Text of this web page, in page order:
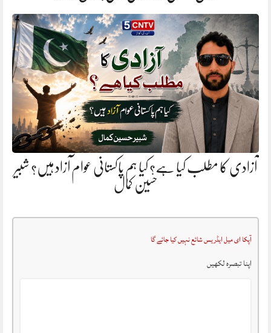
آزادی کا مطلب کیا ہے؟ کیا ہم پاکستانی عوام آزاد ہیں؟ شبیر
حسین کمال
آپکا ای میل ایڈریس شائع نہیں کیا جائے گا
اپنا تبصرہ لکھیں